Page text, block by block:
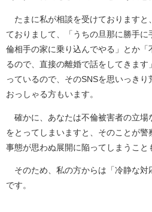
たまに私が相談を受けておりますと
ておりまして、「うちの旦那に勝手
倫相手の家に乗り込んでやる」とか
るので、直接の離婚で話をしてきま
っているので、そのSNSを思いっきり
おっしゃる方もいます。
確かに、あなたは不倫被害者の立場
をとってしまいますと、そのことが警
事態が思わぬ展開に陥ってしまうこと
そのため、私の方からは「冷静な対
です。